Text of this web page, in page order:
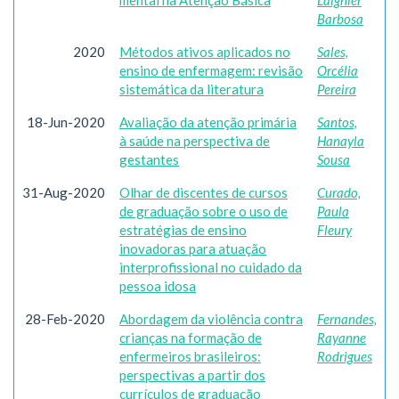
Barbosa
2020
Métodos ativos aplicados no
ensino de enfermagem: revisão
sistemática da literatura
Sales,
Orcélia
Pereira
18-Jun-2020
Avaliação da atenção primária
à saúde na perspectiva de
gestantes
Santos,
Hanayla
Sousa
31-Aug-2020
Olhar de discentes de cursos
de graduação sobre o uso de
estratégias de ensino
inovadoras para atuação
interprofissional no cuidado da
pessoa idosa
Curado,
Paula
Fleury
28-Feb-2020
Abordagem da violência contra
crianças na formação de
enfermeiros brasileiros:
perspectivas a partir dos
currículos de graduação
Fernandes,
Rayanne
Rodrigues